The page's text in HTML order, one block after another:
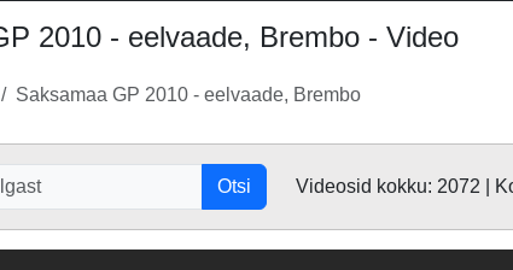
2010 - eelvaade, Brembo - Video
Saksamaa GP 2010 - eelvaade, Brembo
Otsi Videosid kokku: 2072 |